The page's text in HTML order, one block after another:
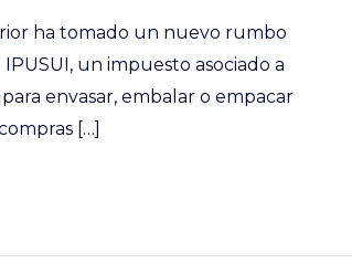
ha tomado un nuevo rumbo
un impuesto asociado a
envasar, embalar o empacar
[…]